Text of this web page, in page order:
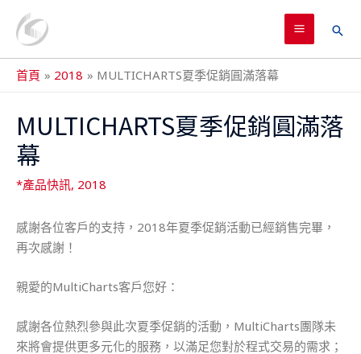
MAIN
MENU
搜
尋
首頁 2018 MULTICHARTS夏季促銷圓滿落幕
MULTICHARTS夏季促銷圓滿落
幕
*產品快訊, 2018
感謝各位客戶的支持，2018年夏季促銷活動已經銷售完畢，
再次感謝！
親愛的MultiCharts客戶您好：
感謝各位熱烈參與此次夏季促銷的活動，MultiCharts團隊未
來將會提供更多元化的服務，以滿足您對於程式交易的需求；
navigation